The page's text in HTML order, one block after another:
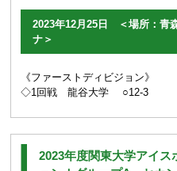
2023年12月25日 ＜場所：青
ナ＞
《ファーストディビジョン》
◇1回戦 龍谷大学 ○12-3
2023年度関東大学アイ